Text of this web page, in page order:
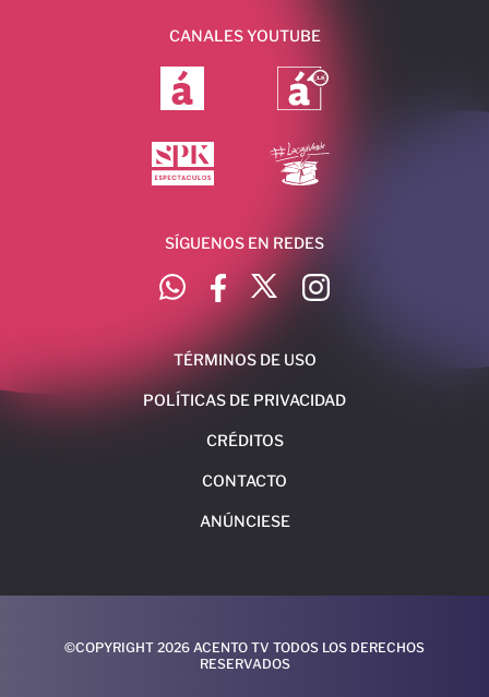
CANALES YOUTUBE
SÍGUENOS EN REDES
TÉRMINOS DE USO
POLÍTICAS DE PRIVACIDAD
CRÉDITOS
CONTACTO
ANÚNCIESE
©COPYRIGHT 2026 ACENTO TV TODOS LOS DERECHOS
RESERVADOS